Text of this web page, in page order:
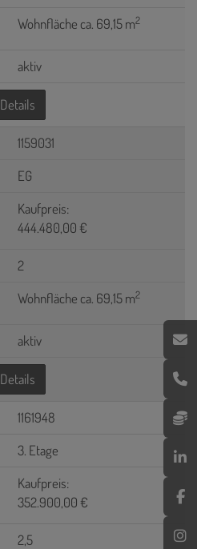
Wohnfläche ca. 69,15 m2
aktiv
Details
1159031
EG
Kaufpreis:
444.480,00 €
2
Wohnfläche ca. 69,15 m2
aktiv
Details
1161948
3. Etage
Kaufpreis:
352.900,00 €
2,5